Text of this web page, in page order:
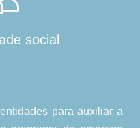
social
para auxiliar a